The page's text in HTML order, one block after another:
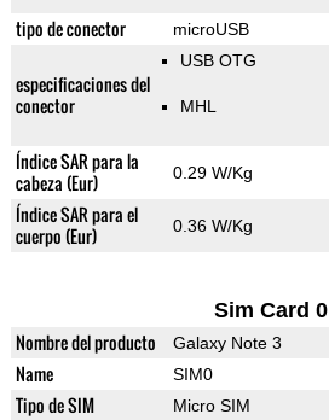
tipo de conector microUSB
especificaciones del
conector
USB OTG
MHL
Índice SAR para la
cabeza (Eur)
0.29 W/Kg
Índice SAR para el
cuerpo (Eur)
0.36 W/Kg
Sim Card 0
Nombre del producto Galaxy Note 3
Name SIM0
Tipo de SIM Micro SIM